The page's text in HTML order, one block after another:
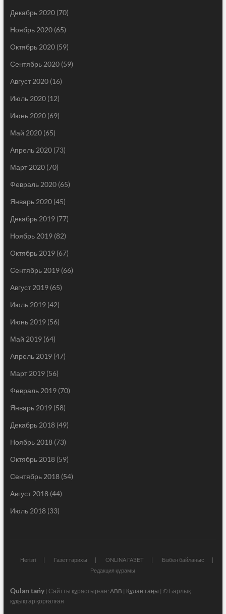
Декабрь 2020(70)
Ноябрь 2020(65)
Октябрь 2020(59)
Сентябрь 2020(59)
Август 2020(16)
Июль 2020(12)
Июнь 2020(69)
Май 2020(65)
Апрель 2020(73)
Март 2020(70)
Февраль 2020(65)
Январь 2020(45)
Декабрь 2019(77)
Ноябрь 2019(82)
Октябрь 2019(67)
Сентябрь 2019(66)
Август 2019(65)
Июль 2019(42)
Июнь 2019(56)
Май 2019(64)
Апрель 2019(47)
Март 2019(56)
Февраль 2019(70)
Январь 2019(58)
Декабрь 2018(49)
Ноябрь 2018(73)
Октябрь 2018(59)
Сентябрь 2018(54)
Август 2018(44)
Июль 2018(33)
Негізгі Газет тарихы ONLINA ГАЗЕТ
Бізбен байланыс
Редакция құрамы
Qulan tańy| Сайтты құрастырған: ABB | Құлан таңы | © Барлық
құқықтар қорғалған